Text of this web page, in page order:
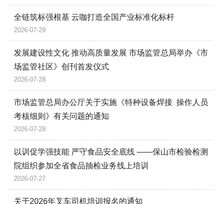
全链筑标强根基 云咖打造全国产业标准化标杆
2026-07-29
发展建设性文化 推动高质量发展 市场监管总局举办《市
场监管社区》创刊首发仪式
2026-07-28
市场监管总局办公厅关于实施《特种设备焊接 操作人员
考核细则》有关问题的通知
2026-07-28
以训促学强技能 严守食品安全底线 ——保山市检验检测
院组织参加全省食品抽检业务线上培训
2026-07-27
关于2026年叉车司机培训报名的通知